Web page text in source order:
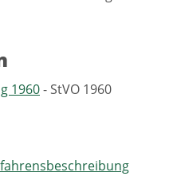
1960- StVO 1960